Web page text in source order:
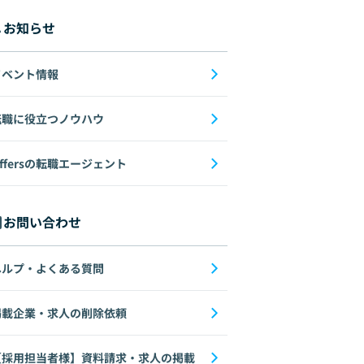
お知らせ
ント情報
に役立つノウハウ
の転職エージェント
お問い合わせ
プ・よくある質問
企業・求人の削除依頼
用担当者様】資料請求・求人の掲載